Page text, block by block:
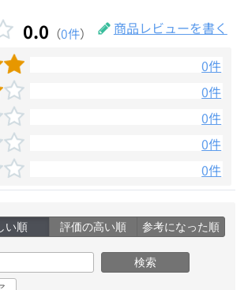
0.0 （0件）
商品レビューを書く
0件
0件
0件
0件
0件
い順 評価の高い順 参考になった順
検索